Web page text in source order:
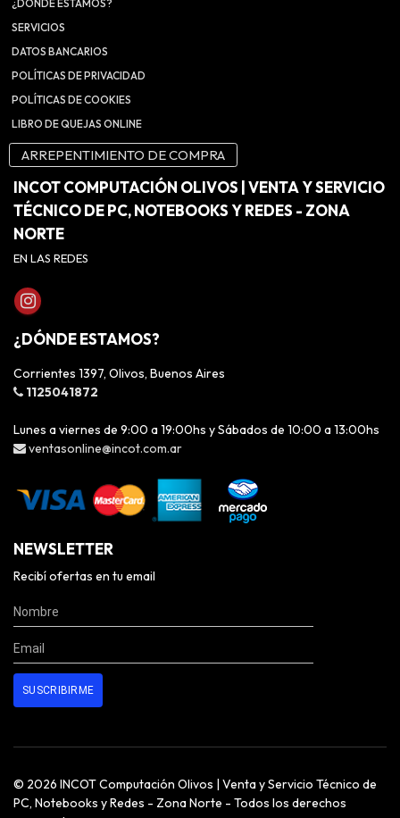
¿DÓNDE ESTAMOS?
SERVICIOS
DATOS BANCARIOS
POLÍTICAS DE PRIVACIDAD
POLÍTICAS DE COOKIES
LIBRO DE QUEJAS ONLINE
ARREPENTIMIENTO DE COMPRA
INCOT COMPUTACIÓN OLIVOS | VENTA Y SERVICIO
TÉCNICO DE PC, NOTEBOOKS Y REDES - ZONA
NORTE
EN LAS REDES
¿DÓNDE ESTAMOS?
Corrientes 1397, Olivos, Buenos Aires
1125041872
Lunes a viernes de 9:00 a 19:00hs y Sábados de 10:00 a 13:00hs
ventasonline@incot.com.ar
NEWSLETTER
Recibí ofertas en tu email
© 2026 INCOT Computación Olivos | Venta y Servicio Técnico de
PC, Notebooks y Redes - Zona Norte - Todos los derechos